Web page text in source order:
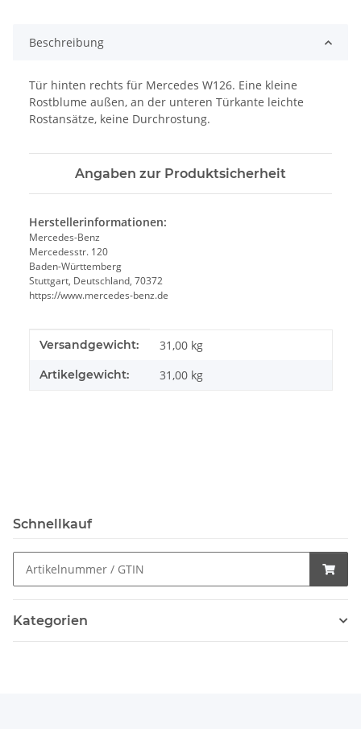
Beschreibung
Tür hinten rechts für Mercedes W126. Eine kleine
Rostblume außen, an der unteren Türkante leichte
Rostansätze, keine Durchrostung.
Angaben zur Produktsicherheit
Herstellerinformationen:
Mercedes-Benz
Mercedesstr. 120
Baden-Württemberg
Stuttgart, Deutschland, 70372
https://www.mercedes-benz.de
Produkteigenschaft
Wert
Versandgewicht: 31,00 kg
Artikelgewicht: 31,00 kg
Schnellkauf
Kategorien